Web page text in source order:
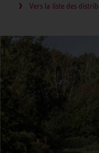
Vers la liste des